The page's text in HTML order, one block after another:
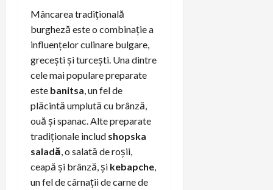
Mâncarea tradițională
burgheză este o combinație a
influențelor culinare bulgare,
grecești și turcești. Una dintre
cele mai populare preparate
este banitsa , un fel de
plăcintă umplută cu brânză,
ouă și spanac. Alte preparate
tradiționale includ shopska
saladă , o salată de roșii,
ceapă și brânză, și kebapche
un fel de cârnații de carne de